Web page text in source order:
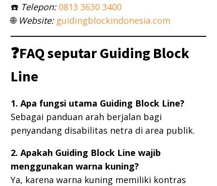
☎️ Telepon: 0813 3630 3400
🌐 Website: guidingblockindonesia.com
❓FAQ seputar Guiding Block
Line
1. Apa fungsi utama Guiding Block Line?
Sebagai panduan arah berjalan bagi
penyandang disabilitas netra di area publik.
2. Apakah Guiding Block Line wajib
menggunakan warna kuning?
Ya, karena warna kuning memiliki kontras